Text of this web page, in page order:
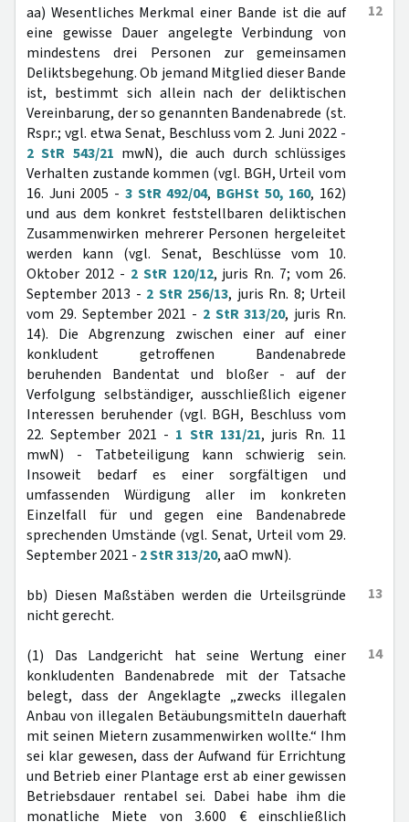
12
aa) Wesentliches Merkmal einer Bande ist die auf
eine gewisse Dauer angelegte Verbindung von
mindestens drei Personen zur gemeinsamen
Deliktsbegehung. Ob jemand Mitglied dieser Bande
ist, bestimmt sich allein nach der deliktischen
Vereinbarung, der so genannten Bandenabrede (st.
Rspr.; vgl. etwa Senat, Beschluss vom 2. Juni 2022 -
2 StR 543/21 mwN), die auch durch schlüssiges
Verhalten zustande kommen (vgl. BGH, Urteil vom
16. Juni 2005 - 3 StR 492/04, BGHSt 50, 160, 162)
und aus dem konkret feststellbaren deliktischen
Zusammenwirken mehrerer Personen hergeleitet
werden kann (vgl. Senat, Beschlüsse vom 10.
Oktober 2012 - 2 StR 120/12, juris Rn. 7; vom 26.
September 2013 - 2 StR 256/13, juris Rn. 8; Urteil
vom 29. September 2021 - 2 StR 313/20, juris Rn.
14). Die Abgrenzung zwischen einer auf einer
konkludent getroffenen Bandenabrede
beruhenden Bandentat und bloßer - auf der
Verfolgung selbständiger, ausschließlich eigener
Interessen beruhender (vgl. BGH, Beschluss vom
22. September 2021 - 1 StR 131/21, juris Rn. 11
mwN) - Tatbeteiligung kann schwierig sein.
Insoweit bedarf es einer sorgfältigen und
umfassenden Würdigung aller im konkreten
Einzelfall für und gegen eine Bandenabrede
sprechenden Umstände (vgl. Senat, Urteil vom 29.
September 2021 - 2 StR 313/20, aaO mwN).
13
bb) Diesen Maßstäben werden die Urteilsgründe
nicht gerecht.
14
(1) Das Landgericht hat seine Wertung einer
konkludenten Bandenabrede mit der Tatsache
belegt, dass der Angeklagte „zwecks illegalen
Anbau von illegalen Betäubungsmitteln dauerhaft
mit seinen Mietern zusammenwirken wollte.“ Ihm
sei klar gewesen, dass der Aufwand für Errichtung
und Betrieb einer Plantage erst ab einer gewissen
Betriebsdauer rentabel sei. Dabei habe ihm die
monatliche Miete von 3.600 € einschließlich